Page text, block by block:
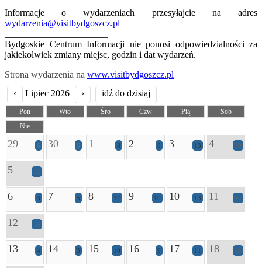
Informacje o wydarzeniach przesyłajcie na adres
wydarzenia@visitbydgoszcz.pl
Bydgoskie Centrum Informacji nie ponosi odpowiedzialności za
jakiekolwiek zmiany miejsc, godzin i dat wydarzeń.
Strona wydarzenia na www.visitbydgoszcz.pl
‹
Lipiec 2026 › idź do dzisiaj
Pon Wto Śro Czw Pią
Sob
Nie
29 6 30 6 1 8 2 8 3 13 4 20
5 12
6 3 7 5 8 12 9 10 10 13 11 24
12 16
13 4 14 3 15 10 16 9 17 11 18 16